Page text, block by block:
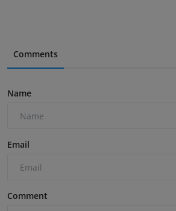
Comments
Name
Email
Comment